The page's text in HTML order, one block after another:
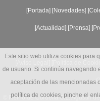
[Portada] [Novedades] [
[Actualidad] [Prensa] [
© Reino de Cordelia S.L. Agustín
Este sitio web utiliza cookies para
de usuario. Si continúa navegando
aceptación de las mencionadas
política de cookies, pinche el